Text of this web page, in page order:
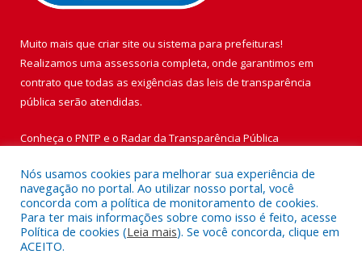
Muito mais que criar site ou sistema para prefeituras!
Realizamos uma assessoria completa, onde garantimos em
contrato que todas as exigências das leis de transparência
pública serão atendidas.
Conheça o PNTP e o Radar da Transparência Pública
Todos os direitos reservados a Prefeitura Municipal de Vigia de
Nazaré.
Nós usamos cookies para melhorar sua experiência de
navegação no portal. Ao utilizar nosso portal, você
concorda com a política de monitoramento de cookies.
Para ter mais informações sobre como isso é feito, acesse
Política de cookies (Leia mais). Se você concorda, clique em
ACEITO.